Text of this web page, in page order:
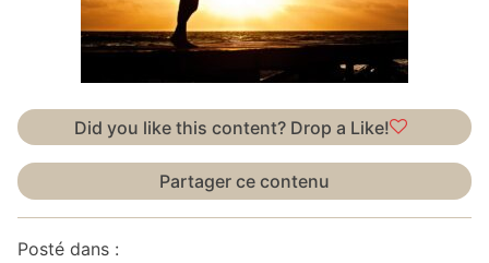
Did you like this content? Drop a Like!
Partager ce contenu
Posté dans :